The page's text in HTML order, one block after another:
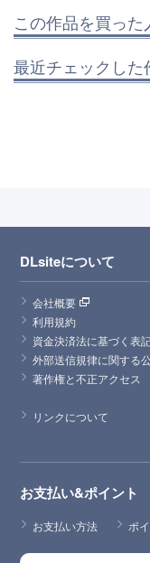
この作品を買っ
最近チェックした
DLsiteについて
会社概要
利用規約
資金決済法に基づく表
外部送信規律に関する
著作権と不正アクセス
リンクについて
お支払い&ポイント
お支払い方法 ポ